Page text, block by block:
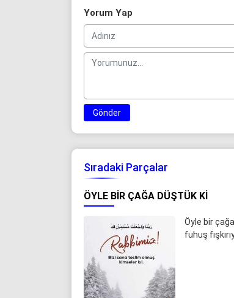
Yorum Yap
Gönder
Sıradaki Parçalar
ÖYLE BIR ÇAĞA DÜŞTÜK KI
Öyle bir
fuhuş